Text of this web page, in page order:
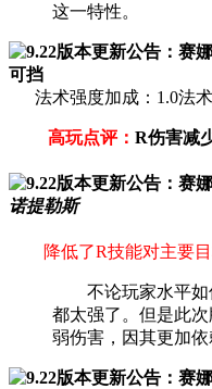
这一特性。
可挡
法术强度加成：1.0法
高玩点评： R伤害减
诺提勒斯
降低了R技能对主要
不论玩家水平如
都太强了。但是此
弱伤害，因其更加依